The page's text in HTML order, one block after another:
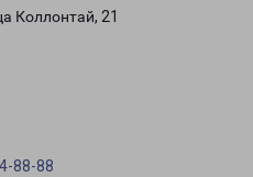
Коллонтай, 21
88-88